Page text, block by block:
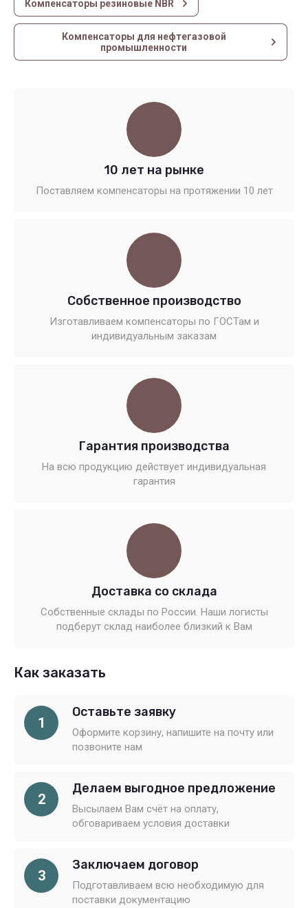
Компенсаторы резиновые NBR
Компенсаторы для нефтегазовой
промышленности
10 лет на рынке
Поставляем компенсаторы на протяжении 10 лет
Собственное производство
Изготавливаем компенсаторы по ГОСТам и
индивидуальным заказам
Гарантия производства
На всю продукцию действует индивидуальная
гарантия
Доставка со склада
Собственные склады по России. Наши логисты
подберут склад наиболее близкий к Вам
Как заказать
1
Оставьте заявку
Оформите корзину, напишите на почту или
позвоните нам
2
Делаем выгодное предложение
Высылаем Вам счёт на оплату,
обговариваем условия доставки
3
Заключаем договор
Подготавливаем всю необходимую для
поставки документацию